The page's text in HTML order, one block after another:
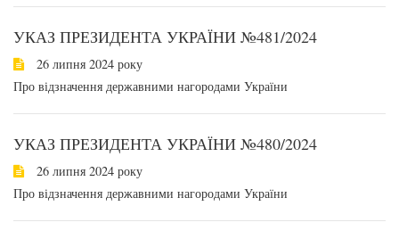
УКАЗ ПРЕЗИДЕНТА УКРАЇНИ №481/2024
26 липня 2024 року
Про відзначення державними нагородами України
УКАЗ ПРЕЗИДЕНТА УКРАЇНИ №480/2024
26 липня 2024 року
Про відзначення державними нагородами України